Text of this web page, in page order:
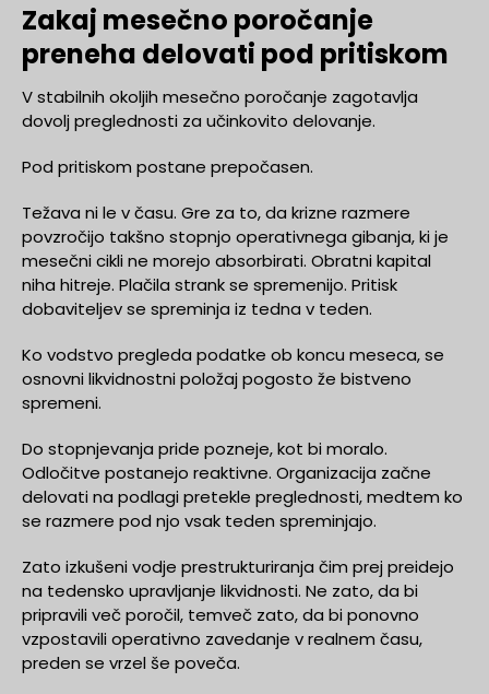
Zakaj mesečno poročanje
preneha delovati pod pritiskom
V stabilnih okoljih mesečno poročanje zagotavlja
dovolj preglednosti za učinkovito delovanje.
Pod pritiskom postane prepočasen.
Težava ni le v času. Gre za to, da krizne razmere
povzročijo takšno stopnjo operativnega gibanja, ki je
mesečni cikli ne morejo absorbirati. Obratni kapital
niha hitreje. Plačila strank se spremenijo. Pritisk
dobaviteljev se spreminja iz tedna v teden.
Ko vodstvo pregleda podatke ob koncu meseca, se
osnovni likvidnostni položaj pogosto že bistveno
spremeni.
Do stopnjevanja pride pozneje, kot bi moralo.
Odločitve postanejo reaktivne. Organizacija začne
delovati na podlagi pretekle preglednosti, medtem ko
se razmere pod njo vsak teden spreminjajo.
Zato izkušeni vodje prestrukturiranja čim prej preidejo
na tedensko upravljanje likvidnosti. Ne zato, da bi
pripravili več poročil, temveč zato, da bi ponovno
vzpostavili operativno zavedanje v realnem času,
preden se vrzel še poveča.